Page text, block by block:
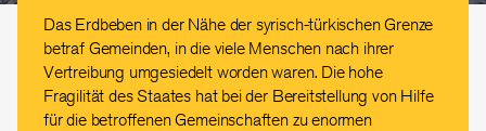
Das Erdbeben in der Nähe der syrisch-türkischen Grenze
betraf Gemeinden, in die viele Menschen nach ihrer
Vertreibung umgesiedelt worden waren. Die hohe
Fragilität des Staates hat bei der Bereitstellung von Hilfe
für die betroffenen Gemeinschaften zu enormen